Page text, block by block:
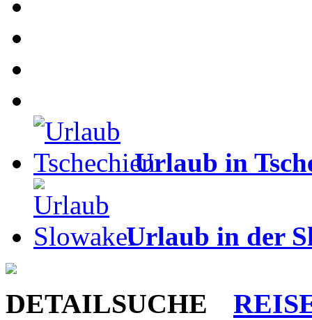
Urlaub in
Urlaub in der
DETAILSUCHE